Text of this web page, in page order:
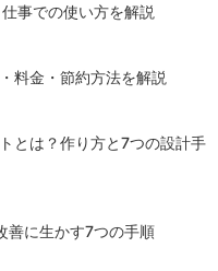
事での使い方を解説
料金・節約方法を解説
とは？作り方と7つの設計手
善に生かす7つの手順